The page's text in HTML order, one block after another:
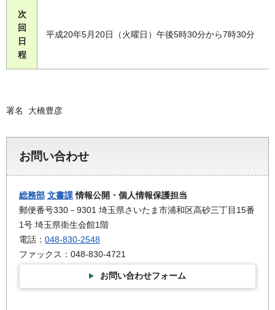
次
回
日
程
平成20年5月20日（火曜日）午後5時30分から7時30分
署名 大橋豊彦
お問い合わせ
総務部 文書課情報公開・個人情報保護担当
郵便番号330－9301 埼玉県さいたま市浦和区高砂三丁目15番
1号 埼玉県衛生会館1階
電話： 048-830-2548
ファックス：048-830-4721
お問い合わせフォーム